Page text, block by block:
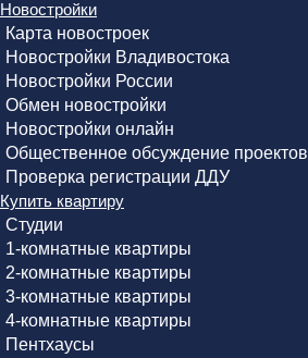
Новостройки
Карта новостроек
Новостройки Владивостока
Новостройки России
Обмен новостройки
Новостройки онлайн
Общественное обсуждение проектов
Проверка регистрации ДДУ
Купить квартиру
Студии
1-комнатные квартиры
2-комнатные квартиры
3-комнатные квартиры
4-комнатные квартиры
Пентхаусы